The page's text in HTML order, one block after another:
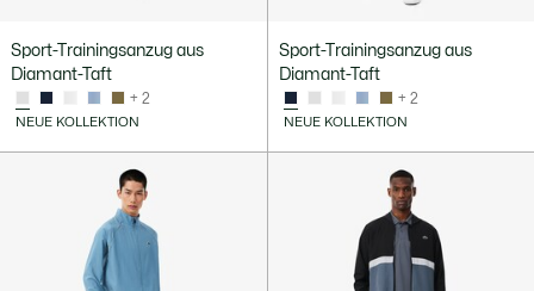
Sport-Trainingsanzug aus
Diamant-Taft
+ 2
NEUE KOLLEKTION
Sport-Trainingsanzug aus
Diamant-Taft
+ 2
NEUE KOLLEKTION